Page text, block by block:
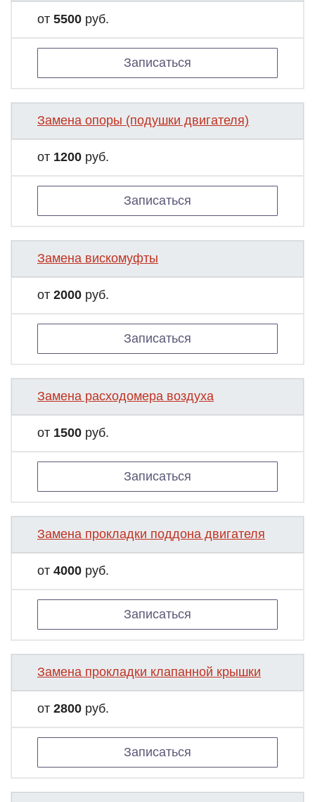
от 5500 руб.
Записаться
Замена опоры (подушки двигателя)
от 1200 руб.
Записаться
Замена вискомуфты
от 2000 руб.
Записаться
Замена расходомера воздуха
от 1500 руб.
Записаться
Замена прокладки поддона двигателя
от 4000 руб.
Записаться
Замена прокладки клапанной крышки
от 2800 руб.
Записаться